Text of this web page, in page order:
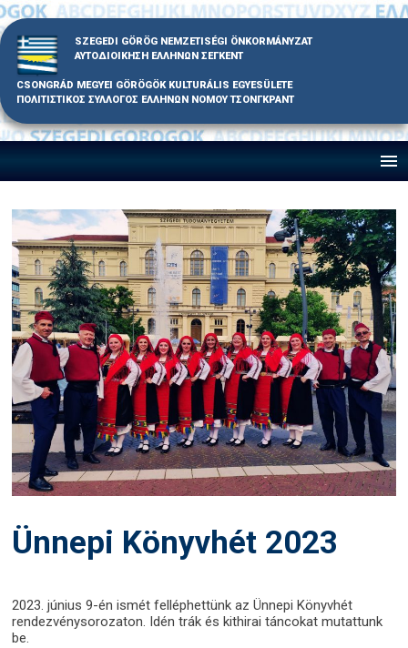
Skip
to
content
SZEGEDI GÖRÖG NEMZETISÉGI ÖNKORMÁNYZAT
ΑΥΤΟΔΙΟΙΚΗΣΗ ΕΛΛΗΝΩΝ ΣΕΓΚΕΝΤ
CSONGRÁD MEGYEI GÖRÖGÖK KULTURÁLIS EGYESÜLETE
ΠΟΛΙΤΙΣΤΙΚΟΣ ΣΥΛΛΟΓΟΣ ΕΛΛΗΝΩΝ ΝΟΜΟΥ ΤΣΟΝΓΚΡΑΝΤ
Ünnepi Könyvhét 2023
2023. június 9-én ismét felléphettünk az Ünnepi Könyvhét
rendezvénysorozaton. Idén trák és kithirai táncokat mutattunk
be.